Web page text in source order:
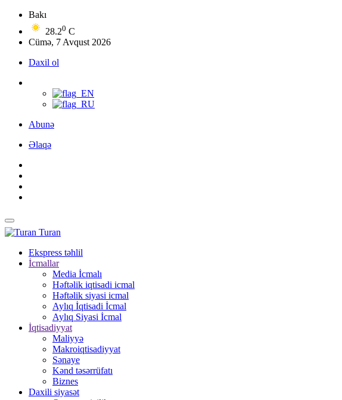
Bakı
28.20 C
Cümə, 7 Avqust 2026
Daxil ol
Abunə
Əlaqə
Turan
Ekspress təhlil
İcmallar
Media İcmalı
Həftəlik iqtisadi icmal
Həftəlik siyasi icmal
Aylıq İqtisadi İcmal
Aylıq Siyasi İcmal
İqtisadiyyat
Maliyyə
Makroiqtisadiyyat
Sənaye
Kənd təsərrüfatı
Biznes
Daxili siyasət